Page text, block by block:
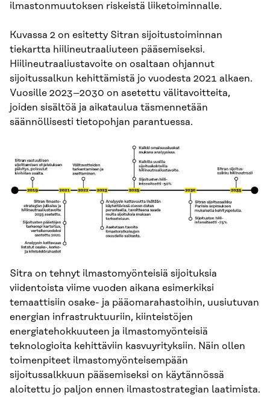
ilmastonmuutoksen riskeistä liiketoiminnalle.
Kuvassa 2 on esitetty Sitran sijoitustoiminnan
tiekartta hiilineutraaliuteen pääsemiseksi.
Hiilineutraaliustavoite on osaltaan ohjannut
sijoitussalkun kehittämistä jo vuodesta 2021 alkaen.
Vuosille 2023–2030 on asetettu välitavoitteita,
joiden sisältöä ja aikataulua täsmennetään
säännöllisesti tietopohjan parantuessa.
Sitra on tehnyt ilmastomyönteisiä sijoituksia
viidentoista viime vuoden aikana esimerkiksi
temaattisiin osake- ja pääomarahastoihin, uusiutuvan
energian infrastruktuuriin, kiinteistöjen
energiatehokkuuteen ja ilmastomyönteisiä
teknologioita kehittäviin kasvuyrityksiin. Näin ollen
toimenpiteet ilmastomyönteisempään
sijoitussalkkuun pääsemiseksi on käytännössä
aloitettu jo paljon ennen ilmastostrategian laatimista.